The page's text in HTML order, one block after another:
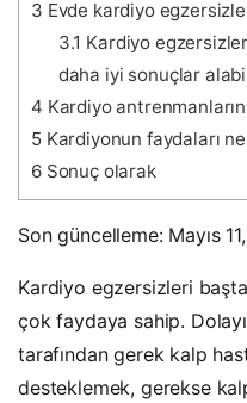
3 Evde kardiyo
3.1 Kardiyo
daha iyi sonuçlar
4 Kardiyo
5Kardiyonun faydaları
6Sonuç olarak
Son güncelleme: Mayıs
Kardiyo egzersizleri
çok faydaya sahip.
tarafından gerek kalp
desteklemek, gerekse